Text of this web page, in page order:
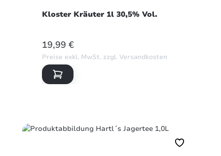
Kloster Kräuter 1l 30,5% Vol.
REGULÄRER PREIS:
19,99 €
Preise exkl. MwSt. zzgl. Versandkosten